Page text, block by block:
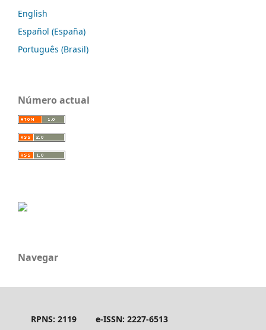
English
Español (España)
Português (Brasil)
Número actual
Navegar
RPNS: 2119 e-ISSN: 2227-6513